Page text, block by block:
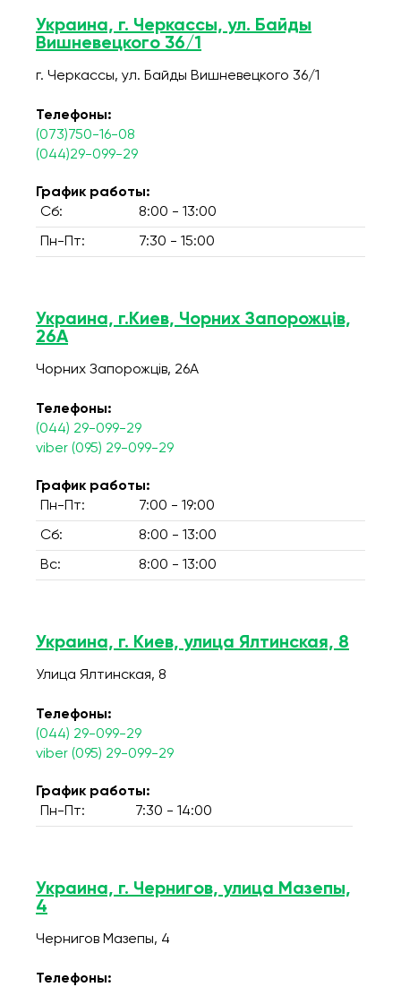
Украина, г. Черкассы, ул. Байды
Вишневецкого 36/1
г. Черкассы, ул. Байды Вишневецкого 36/1
Телефоны:
(073)750-16-08
(044)29-099-29
График работы:
Сб:
8:00 - 13:00
Пн-Пт: 7:30 - 15:00
Украина, г.Киев, Чорних Запорожців,
26А
Чорних Запорожців, 26А
Телефоны:
(044) 29-099-29
viber (095) 29-099-29
График работы:
Пн-Пт:
7:00 - 19:00
Сб: 8:00 - 13:00
Вс: 8:00 - 13:00
Украина, г. Киев, улица Ялтинская, 8
Улица Ялтинская, 8
Телефоны:
(044) 29-099-29
viber (095) 29-099-29
График работы:
Пн-Пт:
7:30 - 14:00
Украина, г. Чернигов, улица Мазепы,
4
Чернигов Мазепы, 4
Телефоны: